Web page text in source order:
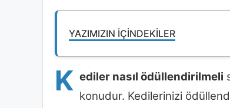
YAZIMIZIN İÇINDEKILER
K ediler nasıl ödüllendirilmeli
konudur. Kedilerinizi